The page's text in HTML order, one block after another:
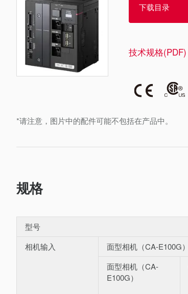
*请注意，图片中的配件可能不包括在产品中。
下载目录
技术规格(PDF)
规格
型号
相机输入 面型相机（CA-E100G）
面型相机（CA-
E100G）